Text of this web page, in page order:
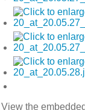
View the